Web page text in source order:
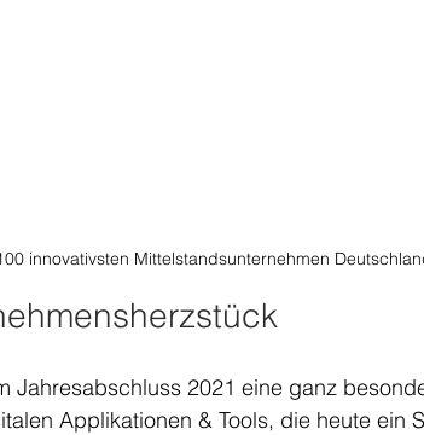
innovativsten Mittelstandsunternehmen
Jahresabschluss 2021 eine ganz
Applikationen & Tools, die heute ein